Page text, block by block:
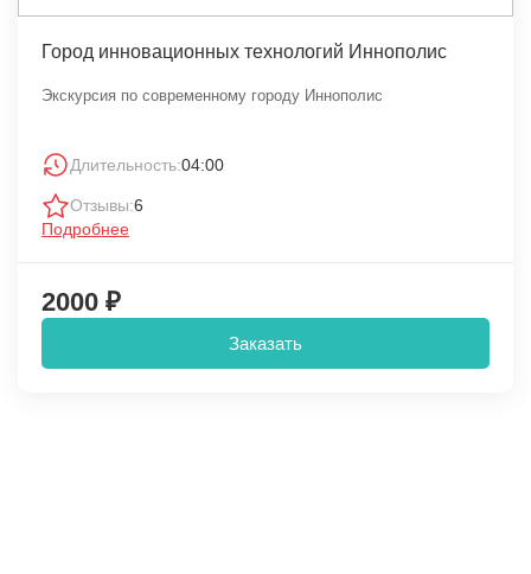
Город инновационных технологий Иннополис
Экскурсия по современному городу Иннополис
Длительность:04:00
Отзывы:6
Подробнее
2000 ₽
Заказать